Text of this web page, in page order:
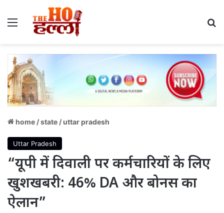
Menu
home /state /uttar pradesh
Uttar Pradesh
“यूपी में दिवाली पर कर्मचारियों के लिए
खुशखबरी: 46% DA और बोनस का
ऐलान”